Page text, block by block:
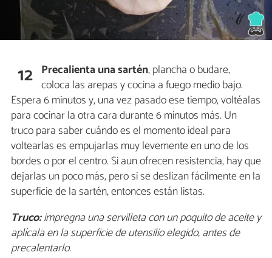
12 Precalienta una sartén, plancha o budare,
coloca las arepas y cocina a fuego medio bajo.
Espera 6 minutos y, una vez pasado ese tiempo, voltéalas
para cocinar la otra cara durante 6 minutos más. Un
truco para saber cuándo es el momento ideal para
voltearlas es empujarlas muy levemente en uno de los
bordes o por el centro. Si aun ofrecen resistencia, hay que
dejarlas un poco más, pero si se deslizan fácilmente en la
superficie de la sartén, entonces están listas.
Truco:impregna una servilleta con un poquito de aceite y
aplícala en la superficie de utensilio elegido, antes de
precalentarlo.